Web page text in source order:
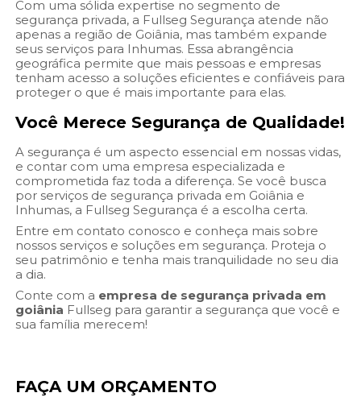
Com uma sólida expertise no segmento de
segurança privada, a Fullseg Segurança atende não
apenas a região de Goiânia, mas também expande
seus serviços para Inhumas. Essa abrangência
geográfica permite que mais pessoas e empresas
tenham acesso a soluções eficientes e confiáveis para
proteger o que é mais importante para elas.
Você Merece Segurança de Qualidade!
A segurança é um aspecto essencial em nossas vidas,
e contar com uma empresa especializada e
comprometida faz toda a diferença. Se você busca
por serviços de segurança privada em Goiânia e
Inhumas, a Fullseg Segurança é a escolha certa.
Entre em contato conosco e conheça mais sobre
nossos serviços e soluções em segurança. Proteja o
seu patrimônio e tenha mais tranquilidade no seu dia
a dia.
Conte com a empresa de segurança privada em
goiânia Fullseg para garantir a segurança que você e
sua família merecem!
FAÇA UM ORÇAMENTO